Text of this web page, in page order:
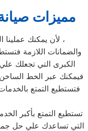
مميزات
لأن يمكنك عملينا العزيز الحصول علي جميع الخدمات ،
والضمانات اللازمة
الكبرى التي تجعلك
فيمكنك عبر الخط الساخن
فتستطيع التمتع
تستطيع التمتع بأكبر
التي تساعدك علي حل